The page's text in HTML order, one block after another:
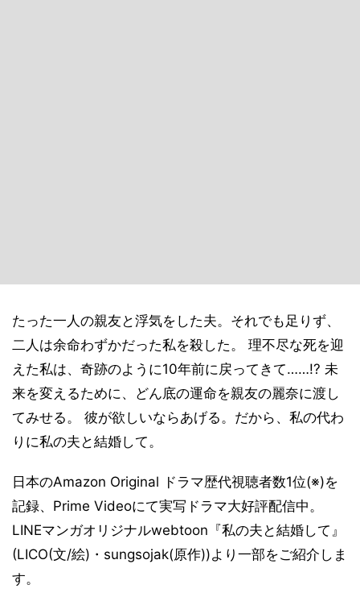
たった一人の親友と浮気をした夫。それでも足りず、
二人は余命わずかだった私を殺した。 理不尽な死を迎
えた私は、奇跡のように10年前に戻ってきて……!? 未
来を変えるために、どん底の運命を親友の麗奈に渡し
てみせる。 彼が欲しいならあげる。だから、私の代わ
りに私の夫と結婚して。
日本のAmazon Original ドラマ歴代視聴者数1位(※)を
記録、Prime Videoにて実写ドラマ大好評配信中。
LINEマンガオリジナルwebtoon『私の夫と結婚して』
(LICO(文/絵)・sungsojak(原作))より一部をご紹介しま
す。